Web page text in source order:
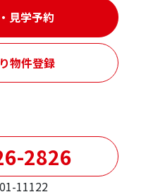
見学予約
物件登録
2826
11122